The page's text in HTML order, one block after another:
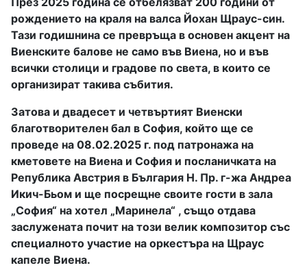
рождението на краля на валса Йохан Щраус-син.
Тази годишнина се превръща в основен акцент на
Виенските балове не само във Виена, но и във
всички столици и градове по света, в които се
организират такива събития.
Затова и двадесет и четвъртият Виенски
благотворителен бал в София, който ще се
проведе на 08.02.2025 г. под патронажа на
кметовете на Виена и София и посланичката на
Република Австрия в България Н. Пр. г-жа Андреа
Икич-Бьом и ще посрещне своите гости в зала
„София“ на хотел „Маринела“ , също отдава
заслужената почит на този велик композитор със
специалното участие на оркестъра на Щраус
капеле Виена.